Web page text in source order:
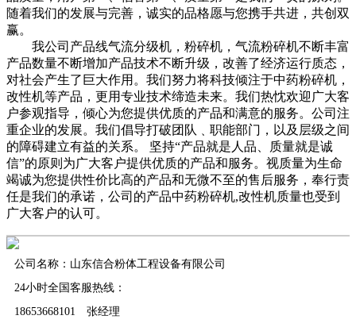
随着我们的发展与完善，诚实的品格愿与您携手共进，共创双
赢。
我公司产品线气流分级机，粉碎机，气流粉碎机不断丰富
产品数量不断增加产品技术不断升级，改善了经济运行质态，
对社会产生了巨大作用。我们努力将科技倾注于中药粉碎机，
改性机等产品，更用专业技术缔造未来。我们热忱欢迎广大客
户参观指导，倾心为您提供优质的产品和满意的服务。公司注
重企业的发展。我们倡导打破团队﹑职能部门，以及层级之间
的障碍建立有益的关系。 坚持“产品就是人品、质量就是诚
信”的原则为广大客户提供优质的产品和服务。视质量为生命
竭诚为您提供性价比高的产品和无微不至的售后服务，奉行责
任是我们的承诺，公司的产品中药粉碎机,改性机质量也受到
广大客户的认可。
公司名称：山东信合粉体工程设备有限公司
24小时全国客服热线：
18653668101 张经理